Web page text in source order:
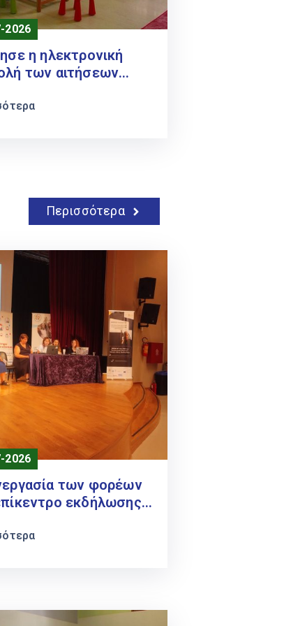
2026
η ηλεκτρονική
των αιτήσεων
Βρεφικούς,
Περισσότερα
2026
των φορέων
εκδήλωσης
προσφυγικής και